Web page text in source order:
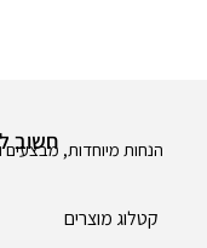
קטלוג מוצרים
חשוב
הנחות מיוחדות, מבצעים